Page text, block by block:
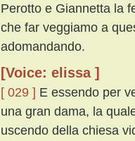
Perotto e Giannetta la
che far veggiamo a
adomandando.
[Voice: elissa ]
[ 029 ] E essendo per
una gran dama, la
uscendo della chiesa